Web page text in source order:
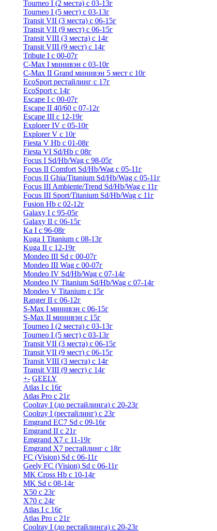
Tourneo I (2 места) с 03-13г
Tourneo I (5 мест) с 03-13г
Transit VII (3 места) с 06-15г
Transit VII (9 мест) с 06-15г
Transit VIII (3 места) с 14г
Transit VIII (9 мест) с 14г
Tribute I c 00-07г
C-Max I минивэн с 03-10г
C-Max II Grand минивэн 5 мест с 10г
EcoSport рестайлинг с 17г
EcoSport с 14г
Escape I с 00-07г
Escape II 40/60 с 07-12г
Escape III с 12-19г
Explorer IV c 05-10г
Explorer V c 10г
Fiesta V Hb с 01-08г
Fiesta VI Sd/Hb с 08г
Focus I Sd/Hb/Wag с 98-05г
Focus II Comfort Sd/Hb/Wag с 05-11г
Focus II Ghia/Titanium Sd/Hb/Wag с 05-11г
Focus III Ambiente/Trend Sd/Hb/Wag с 11г
Focus III Sport/Titanium Sd/Hb/Wag с 11г
Fusion Hb с 02-12г
Galaxy I с 95-05г
Galaxy II c 06-15г
Ka I с 96-08г
Kuga I Titanium с 08-13г
Kuga II c 12-19г
Mondeo III Sd с 00-07г
Mondeo III Wag с 00-07г
Mondeo IV Sd/Hb/Wag с 07-14г
Mondeo IV Titanium Sd/Hb/Wag с 07-14г
Mondeo V Titanium с 15г
Ranger II с 06-12г
S-Max I минивэн с 06-15г
S-Max II минивэн с 15г
Tourneo I (2 места) с 03-13г
Tourneo I (5 мест) с 03-13г
Transit VII (3 места) с 06-15г
Transit VII (9 мест) с 06-15г
Transit VIII (3 места) с 14г
Transit VIII (9 мест) с 14г
+- GEELY
Atlas I c 16г
Atlas Pro с 21г
Coolray I (до рестайлинга) с 20-23г
Coolray I (рестайлинг) с 23г
Emgrand EC7 Sd c 09-16г
Emgrand II с 21г
Emgrand X7 c 11-19г
Emgrand X7 рестайлинг c 18г
FC (Vision) Sd c 06-11г
Geely FC (Vision) Sd c 06-11г
MK Cross Hb с 10-14г
MK Sd с 08-14г
X50 с 23г
X70 с 24г
Atlas I c 16г
Atlas Pro с 21г
Coolray I (до рестайлинга) с 20-23г